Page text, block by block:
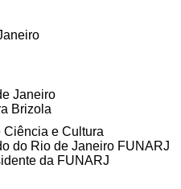
Janeiro
Brizola
Ciência e Cultura
do Rio de Janeiro FUNARJ
da FUNARJ